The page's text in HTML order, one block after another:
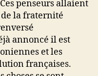
penseurs allaient
la fraternité
annoncé il est
et les
françaises.